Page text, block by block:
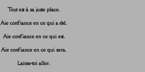
Tout est à sa juste place.
Aie confiance en ce qui a été.
Aie confiance en ce qui est.
Aie confiance en ce qui sera.
Laisse-toi aller.